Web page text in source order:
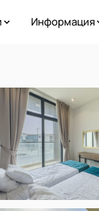
Информация